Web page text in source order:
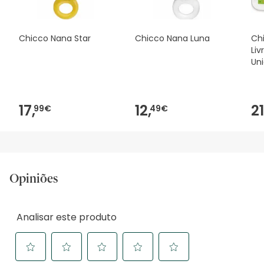
Chicco Nana Star
17,99€
Chicco Nana Luna
12,49€
Opiniões
Analisar este produto